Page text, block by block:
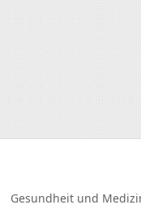
Gesundheit und